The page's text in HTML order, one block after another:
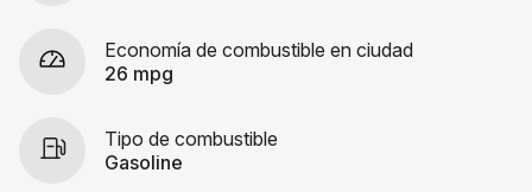
Economía de combustible en ciudad
26 mpg
Tipo de combustible
Gasoline